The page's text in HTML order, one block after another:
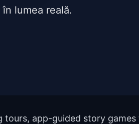
lumea reală.
tours, app-guided story